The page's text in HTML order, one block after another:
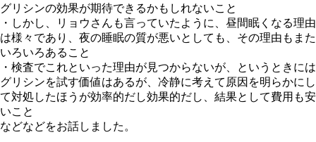
グリシンの効果が期待できるかもしれないこと
・しかし、リョウさんも言っていたように、昼間眠くなる理由
は様々であり、夜の睡眠の質が悪いとしても、その理由もまた
いろいろあること
・検査でこれといった理由が見つからないが、というときには
グリシンを試す価値はあるが、冷静に考えて原因を明らかにし
て対処したほうが効率的だし効果的だし、結果として費用も安
いこと
などなどをお話しました。